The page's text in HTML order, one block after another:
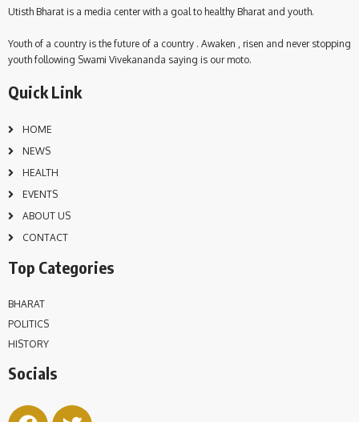
Utisth Bharat is a media center with a goal to healthy Bharat and youth.
Youth of a country is the future of a country . Awaken , risen and never stopping
youth following Swami Vivekananda saying is our moto.
Quick Link
HOME
NEWS
HEALTH
EVENTS
ABOUT US
CONTACT
Top Categories
BHARAT
POLITICS
HISTORY
Socials